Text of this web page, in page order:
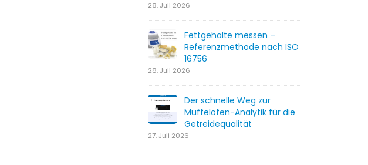
28. Juli 2026
Fettgehalte messen –
Referenzmethode nach ISO
16756
28. Juli 2026
Der schnelle Weg zur
Muffelofen-Analytik für die
Getreidequalität
27. Juli 2026